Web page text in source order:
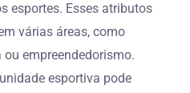
esportes. Esses atributos
várias áreas, como
empreendedorismo.
esportiva pode